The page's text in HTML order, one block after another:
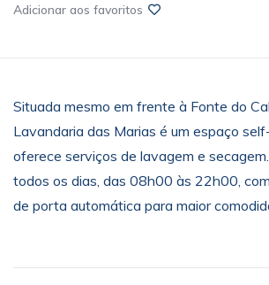
Adicionar aos favoritos
Situada mesmo em frente à Fonte do
Lavandaria das Marias é um espaço
oferece serviços de lavagem e
todos os dias, das 08h00 às 22h00,
de porta automática para maior